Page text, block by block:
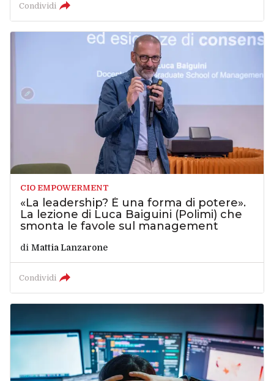
Condividi
CIO EMPOWERMENT
«La leadership? È una forma di potere».
La lezione di Luca Baiguini (Polimi) che
smonta le favole sul management
di Mattia Lanzarone
Condividi